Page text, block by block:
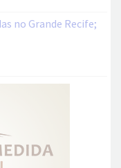
no Grande Recife;